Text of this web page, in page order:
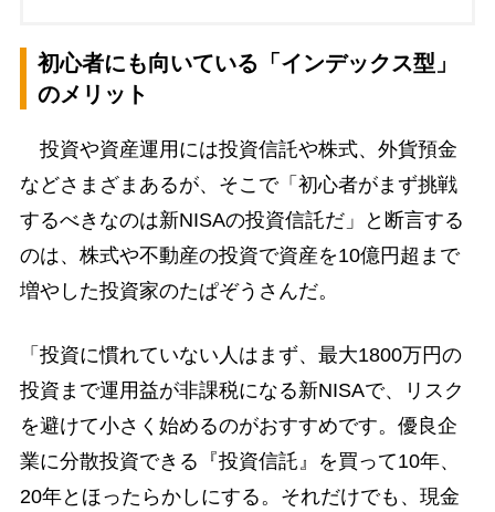
初心者にも向いている「インデックス型」
のメリット
投資や資産運用には投資信託や株式、外貨預金
などさまざまあるが、そこで「初心者がまず挑戦
するべきなのは新NISAの投資信託だ」と断言する
のは、株式や不動産の投資で資産を10億円超まで
増やした投資家のたぱぞうさんだ。
「投資に慣れていない人はまず、最大1800万円の
投資まで運用益が非課税になる新NISAで、リスク
を避けて小さく始めるのがおすすめです。優良企
業に分散投資できる『投資信託』を買って10年、
20年とほったらかしにする。それだけでも、現金